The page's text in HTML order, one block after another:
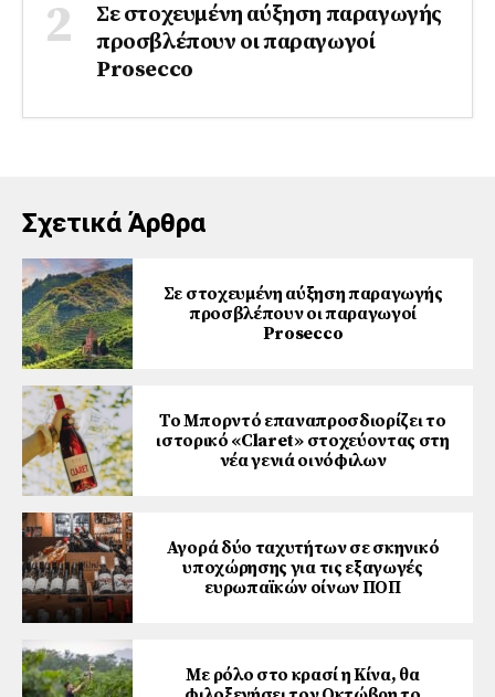
Σε στοχευμένη αύξηση παραγωγής
προσβλέπουν οι παραγωγοί
Prosecco
Σχετικά Άρθρα
Σε στοχευμένη αύξηση παραγωγής
προσβλέπουν οι παραγωγοί
Prosecco
Το Μπορντό επαναπροσδιορίζει το
ιστορικό «Claret» στοχεύοντας στη
νέα γενιά οινόφιλων
Αγορά δύο ταχυτήτων σε σκηνικό
υποχώρησης για τις εξαγωγές
ευρωπαϊκών οίνων ΠΟΠ
Με ρόλο στο κρασί η Κίνα, θα